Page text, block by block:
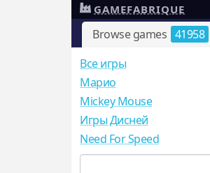
Browse games 41958
GAMEFABRIQUE
Все игры
Mарио
Mickey Mouse
Игры Дисней
Need For Speed